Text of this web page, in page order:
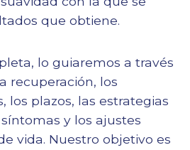
que obtiene.
lo guiaremos a través
recuperación, los
los plazos, las estrategias
y los ajustes
vida. Nuestro objetivo es